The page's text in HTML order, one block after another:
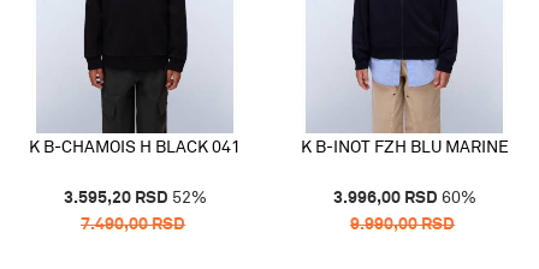
K B-CHAMOIS H BLACK 041
3.595,20 RSD 52%
7.490,00RSD
K B-INOT FZH BLU MARINE
3.996,00 RSD 60%
9.990,00RSD